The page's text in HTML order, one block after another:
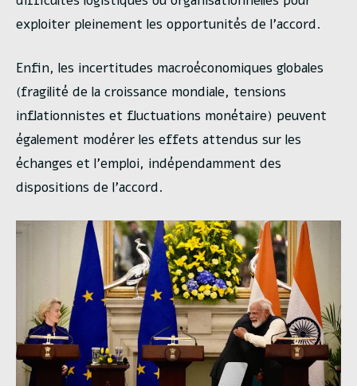
exploiter pleinement les opportunités de l’accord.
Enfin, les incertitudes macroéconomiques globales
(fragilité de la croissance mondiale, tensions
inflationnistes et fluctuations monétaire) peuvent
également modérer les effets attendus sur les
échanges et l’emploi, indépendamment des
dispositions de l’accord.